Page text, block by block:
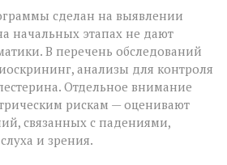
сделан на выявлении
начальных этапах не дают
В перечень обследований
анализы для контроля
Отдельное внимание
рискам — оценивают
связанных с падениями,
и зрения.